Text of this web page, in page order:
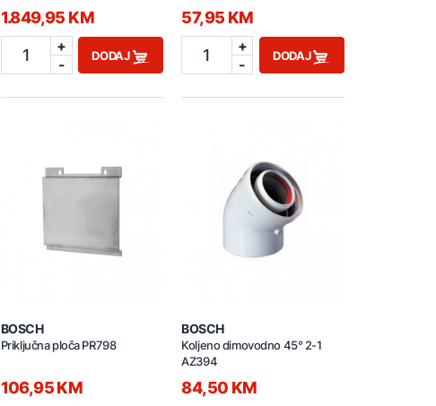
1.849,95 KM
1
+
-
DODAJ
57,95 KM
1
+
-
DODAJ
BOSCH
Priključna ploča PR798
106,95 KM
BOSCH
Koljeno dimovodno 45° 2-1
AZ394
84,50 KM